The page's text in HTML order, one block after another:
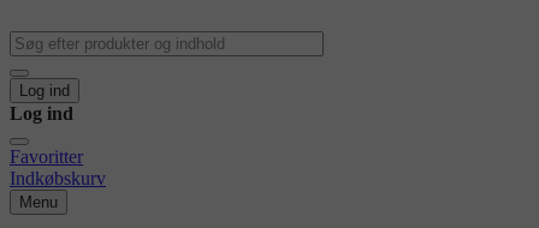
Log ind
Log ind
Favoritter
Indkøbskurv
Menu